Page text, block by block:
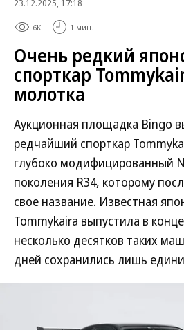
23.12.2025, 17:18
6K 1 мин.
Очень редкий
спорткар
молотка
Аукционная площадка Bingo
редчайший спорткар
глубоко модифицированный
поколения R34, которому
свое название. Известная
Tommykaira выпустила в
несколько десятков таких
дней сохранились лишь